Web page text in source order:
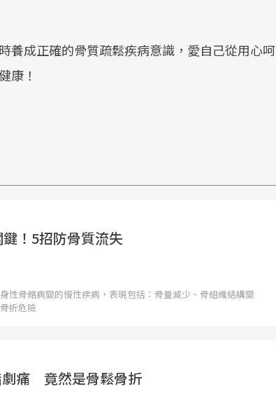
養成正確的骨質疏鬆疾病意識，愛自己從用心呵
康！
！5招防骨質流失
性骨骼病變的慢性疾病，表現包括：骨量減少、骨組織結構變
折危險
劇痛 竟然是骨鬆骨折